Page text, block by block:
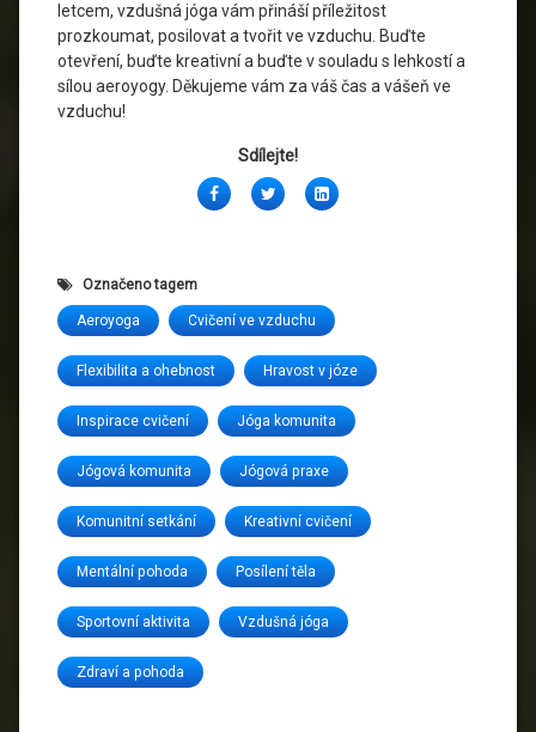
letcem, vzdušná jóga vám přináší příležitost
prozkoumat, posilovat a tvořit ve vzduchu. Buďte
otevření, buďte kreativní a buďte v souladu s lehkostí a
sílou aeroyogy. Děkujeme vám za váš čas a vášeň ve
vzduchu!
Sdílejte!
FacebookTwitterLinkedIn
Označeno tagem
Aeroyoga Cvičení ve vzduchu
Flexibilita a ohebnost Hravost v józe
Inspirace cvičení Jóga komunita
Jógová komunita Jógová praxe
Komunitní setkání Kreativní cvičení
Mentální pohoda Posílení těla
Sportovní aktivita Vzdušná jóga
Zdraví a pohoda